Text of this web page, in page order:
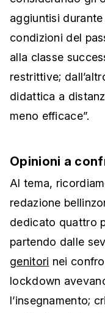
aggiuntisi durante
condizioni del
alla classe
restrittive;
didattica a
meno efficace”.
Opinioni a
Al tema,
redazione
dedicato quattro
partendo dalle
genitori nei
lockdown
l’insegnamento;